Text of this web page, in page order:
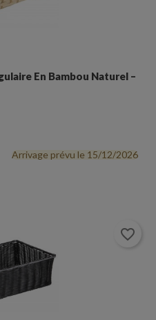
En Bambou Naturel –
Arrivage prévu le 15/12/2026
favorite_border